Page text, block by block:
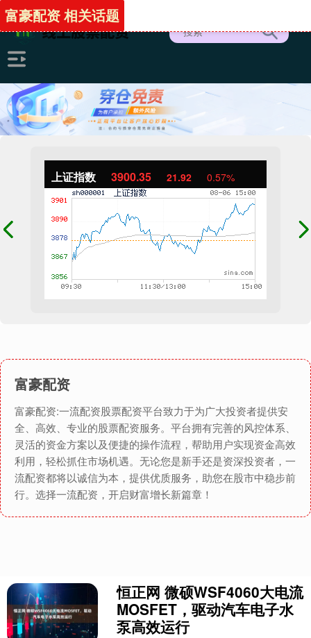
上证指数 3900.35 21.92 0.57%
富豪配资
富豪配资:一流配资股票配资平台致力于为广大投资者提供安
全、高效、专业的股票配资服务。平台拥有完善的风控体系、
灵活的资金方案以及便捷的操作流程，帮助用户实现资金高效
利用，轻松抓住市场机遇。无论您是新手还是资深投资者，一
流配资都将以诚信为本，提供优质服务，助您在股市中稳步前
行。选择一流配资，开启财富增长新篇章！
富豪配资 相关话题
恒正网 微硕WSF4060大电流
MOSFET，驱动汽车电子水
泵高效运行